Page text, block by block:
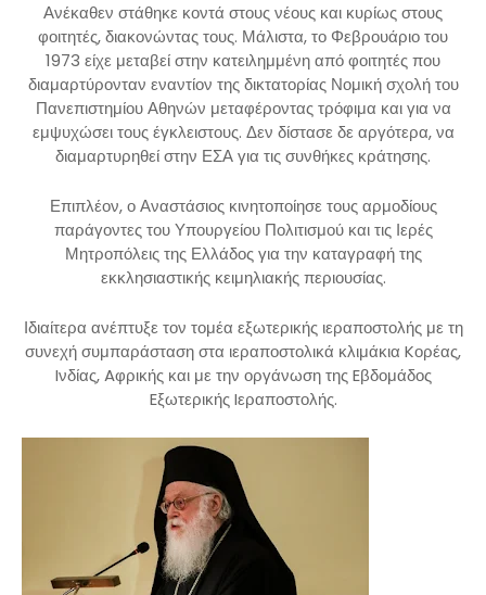
Ανέκαθεν στάθηκε κοντά στους νέους και κυρίως στους
φοιτητές, διακονώντας τους. Μάλιστα, το Φεβρουάριο του
1973 είχε μεταβεί στην κατειλημμένη από φοιτητές που
διαμαρτύρονταν εναντίον της δικτατορίας Νομική σχολή του
Πανεπιστημίου Αθηνών μεταφέροντας τρόφιμα και για να
εμψυχώσει τους έγκλειστους. Δεν δίστασε δε αργότερα, να
διαμαρτυρηθεί στην ΕΣΑ για τις συνθήκες κράτησης.
Επιπλέον, ο Αναστάσιος κινητοποίησε τους αρμοδίους
παράγοντες του Υπουργείου Πολιτισμού και τις Ιερές
Μητροπόλεις της Ελλάδος για την καταγραφή της
εκκλησιαστικής κειμηλιακής περιουσίας.
Ιδιαίτερα ανέπτυξε τον τομέα εξωτερικής ιεραποστολής με τη
συνεχή συμπαράσταση στα ιεραποστολικά κλιμάκια Kορέας,
Iνδίας, Aφρικής και με την οργάνωση της Eβδομάδος
Eξωτερικής Iεραποστολής.